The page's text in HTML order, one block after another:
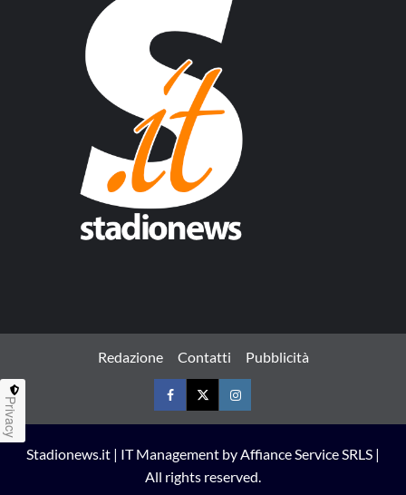
Redazione Contatti Pubblicità
FacebookTwitterInstagram
Stadionews.it | IT Management by Affiance Service SRLS |
All rights reserved.
Privacy